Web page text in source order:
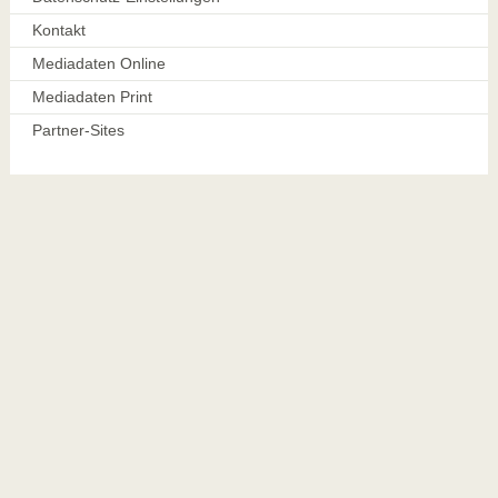
Kontakt
Mediadaten Online
Mediadaten Print
Partner-Sites